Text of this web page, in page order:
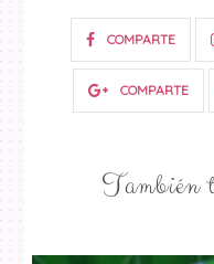
COMPARTE
COMPARTE
También